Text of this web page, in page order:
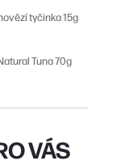
tyčinka 15g
Tuna 70g
VÁS